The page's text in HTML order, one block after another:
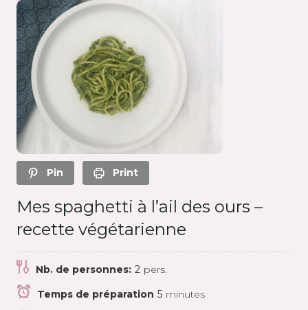
Pin Print
Mes spaghetti à l’ail des ours –
recette végétarienne
Nb. de personnes: 2 pers.
Temps de préparation 5 minutes